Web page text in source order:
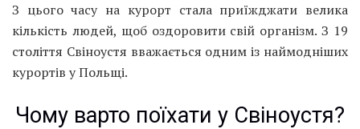
З цього часу на курорт стала приїжджати велика
кількість людей, щоб оздоровити свій організм. З 19
століття Свіноустя вважається одним із наймодніших
курортів у Польщі.
Чому варто поїхати у Свіноустя?